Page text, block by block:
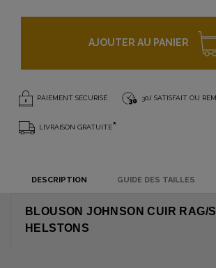
AJOUTER AU PANIER
PAIEMENT SÉCURISÉ 30J SATISFAIT OU
LIVRAISON GRATUITE*
DESCRIPTION GUIDE DES TAILLES
BLOUSON JOHNSON CUIR RAG/
HELSTONS